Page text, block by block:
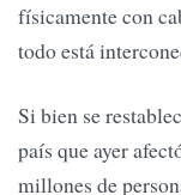
físicamente con
todo está
Si bien se
país que ayer
millones de